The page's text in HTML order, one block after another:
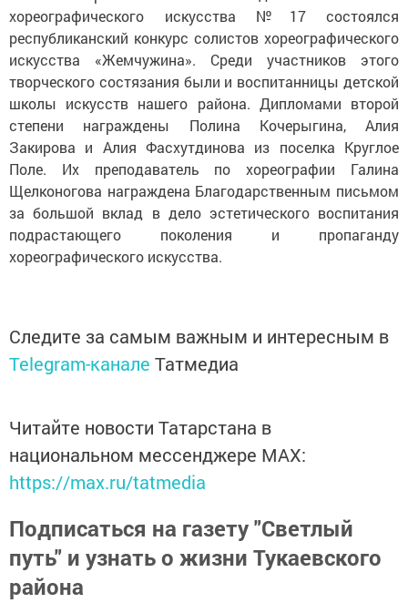
хореографического искусства №17 состоялся
республиканский конкурс солистов хореографического
искусства «Жемчужина». Среди участников этого
творческого состязания были и воспитанницы детской
школы искусств нашего района. Дипломами второй
степени награждены Полина Кочерыгина, Алия
Закирова и Алия Фасхутдинова из поселка Круглое
Поле. Их преподаватель по хореографии Галина
Щелконогова награждена Благодарственным письмом
за большой вклад в дело эстетического воспитания
подрастающего поколения и пропаганду
хореографического искусства.
Следите за самым важным и интересным в
Telegram-канале Татмедиа
Читайте новости Татарстана в
национальном мессенджере MАХ:
https://max.ru/tatmedia
Подписаться на газету "Светлый
путь" и узнать о жизни Тукаевского
района